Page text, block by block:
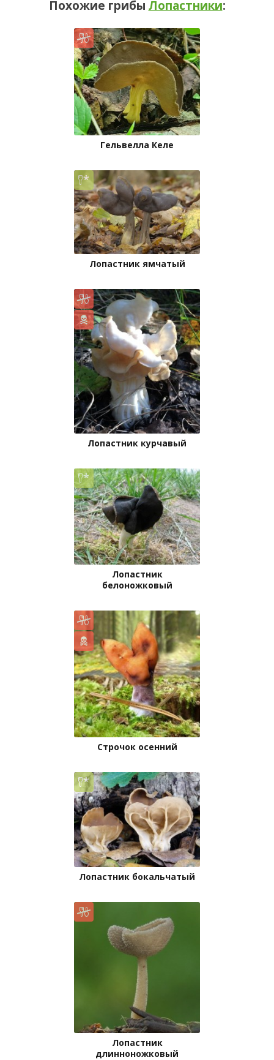
Похожие грибы Лопастники:
Гельвелла Келе
Лопастник ямчатый
Лопастник курчавый
Лопастник
белоножковый
Строчок осенний
Лопастник бокальчатый
Лопастник
длинноножковый